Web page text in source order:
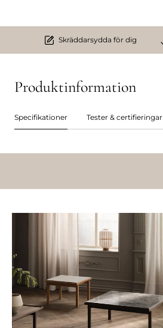
Skräddarsydda för dig
Produktinformation
Specifikationer Tester & certifieringar